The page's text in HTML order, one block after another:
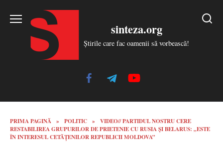
sinteza.org
Știrile care fac oamenii să vorbească!
PRIMA PAGINĂ » POLITIC »
VIDEO// PARTIDUL NOSTRU CERE
RESTABILIREA GRUPURILOR DE PRIETENIE CU RUSIA ȘI BELARUS: „ESTE
ÎN INTERESUL CETĂȚENILOR REPUBLICII MOLDOVA”